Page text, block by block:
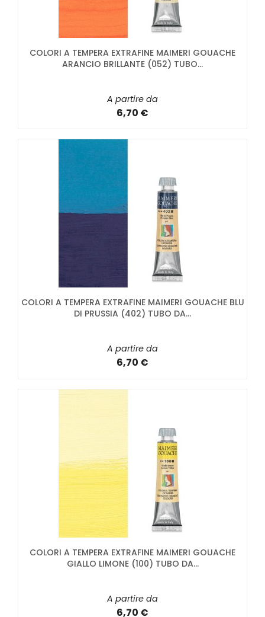
COLORI A TEMPERA EXTRAFINE MAIMERI GOUACHE
ARANCIO BRILLANTE (052) TUBO...
A partire da
6,70 €
COLORI A TEMPERA EXTRAFINE MAIMERI GOUACHE BLU
DI PRUSSIA (402) TUBO DA...
A partire da
6,70 €
COLORI A TEMPERA EXTRAFINE MAIMERI GOUACHE
GIALLO LIMONE (100) TUBO DA...
A partire da
6,70 €